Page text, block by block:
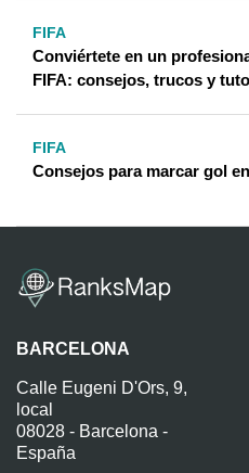
FIFA
Conviértete en un
FIFA: consejos, trucos y
FIFA
Consejos para marcar gol
BARCELONA
Calle Eugeni D'Ors, 9,
local
08028 - Barcelona -
España